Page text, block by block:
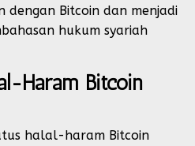
dengan Bitcoin dan menjadi
hukum syariah
Haram Bitcoin
halal-haram Bitcoin